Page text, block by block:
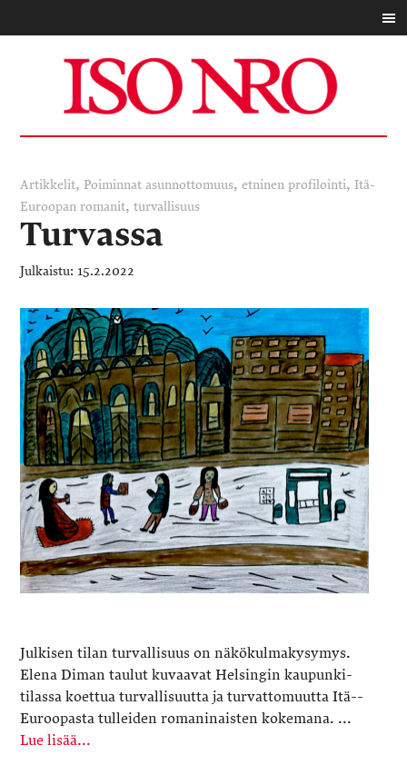
Artikkelit, Poiminnat asunnottomuus,etninen profilointi, Itä-
Euroopan romanit,turvallisuus
Turvassa
15.2.2022
Julkisen tilan turvallisuus on näkökulmakysymys.
Elena Diman taulut kuvaavat Helsingin kaupunki­
tilassa koettua turvallisuutta ja turvattomuutta Itä-­
Euroopasta tulleiden romaninaisten kokemana. ...
Lue lisää...